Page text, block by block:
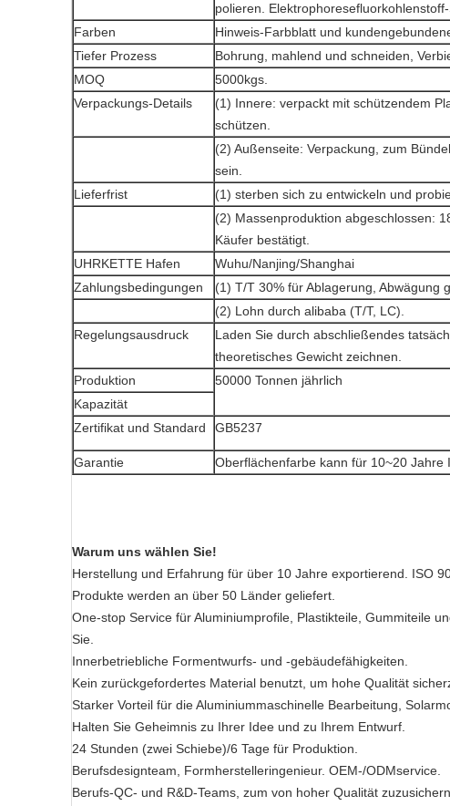
polieren.
Farben
Hinweis-Farbblatt und
Tiefer Prozess
Bohrung, mahlend und schneiden,
MOQ
5000kgs.
Verpackungs-Details
(1) Innere: verpackt mit schützendem
schützen.
(2) Außenseite: Verpackung, zum
sein.
Lieferfrist
(1) sterben sich zu entwickeln und
(2) Massenproduktion abgeschlossen:
Käufer bestätigt.
UHRKETTE Hafen
Wuhu/Nanjing/Shanghai
Zahlungsbedingungen
(1) T/T 30% für Ablagerung, Abwägung
(2) Lohn durch alibaba (T/T, LC).
Regelungsausdruck
Laden Sie durch abschließendes
theoretisches Gewicht zeichnen.
Produktion
50000 Tonnen jährlich
Kapazität
Zertifikat und Standard
GB5237
Garantie Oberflächenfarbe kann für 10~20 Jahre
Warum uns wählen Sie!
Herstellung und Erfahrung für über 10 Jahre exportierend. ISO
Produkte werden an über 50 Länder geliefert.
One-stop Service für Aluminiumprofile, Plastikteile, Gummiteile
Sie.
Innerbetriebliche Formentwurfs- und -gebäudefähigkeiten.
Kein zurückgefordertes Material benutzt, um hohe Qualität
Starker Vorteil für die Aluminiummaschinelle Bearbeitung,
Halten Sie Geheimnis zu Ihrer Idee und zu Ihrem Entwurf.
24 Stunden (zwei Schiebe)/6 Tage für Produktion.
Berufsdesignteam, Formherstelleringenieur. OEM-/ODMservice.
Berufs-QC- und R&D-Teams, zum von hoher Qualität zuzusichern.